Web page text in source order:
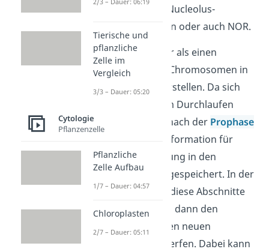
der sogenannten Nucleolus-
Organisator-Region oder auch NOR.
Diese kannst du dir als einen
Abschnitt auf den Chromosomen in
der Metaphase vorstellen. Da sich
der Nucleolus beim Durchlaufen
einer Kernteilung nach der Prophase
auflöst, wird die Information für
seine erneute Bildung in den
Chromosomen abgespeichert. In der
Interphase liefern diese Abschnitte
der Chromosomen dann den
„Bauplan“, um einen neuen
Nucleolus zu entwerfen. Dabei kann
Tierische und
pflanzliche
Zelle im
Vergleich
3/3 – Dauer: 05:20
Cytologie
Pflanzenzelle
Pflanzliche
Zelle Aufbau
1/7 – Dauer: 04:57
Chloroplasten
2/7 – Dauer: 05:11